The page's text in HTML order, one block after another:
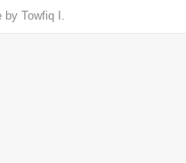
by Towfiq I.